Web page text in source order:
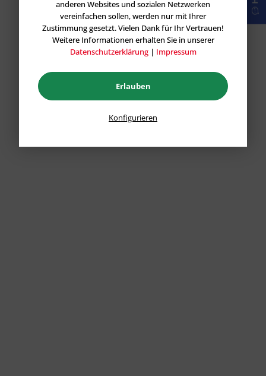
anderen Websites und sozialen Netzwerken
vereinfachen sollen, werden nur mit Ihrer
Zustimmung gesetzt. Vielen Dank für Ihr Vertrauen!
Weitere Informationen erhalten Sie in unserer
Datenschutzerklärung| Impressum
Erlauben
Konfigurieren